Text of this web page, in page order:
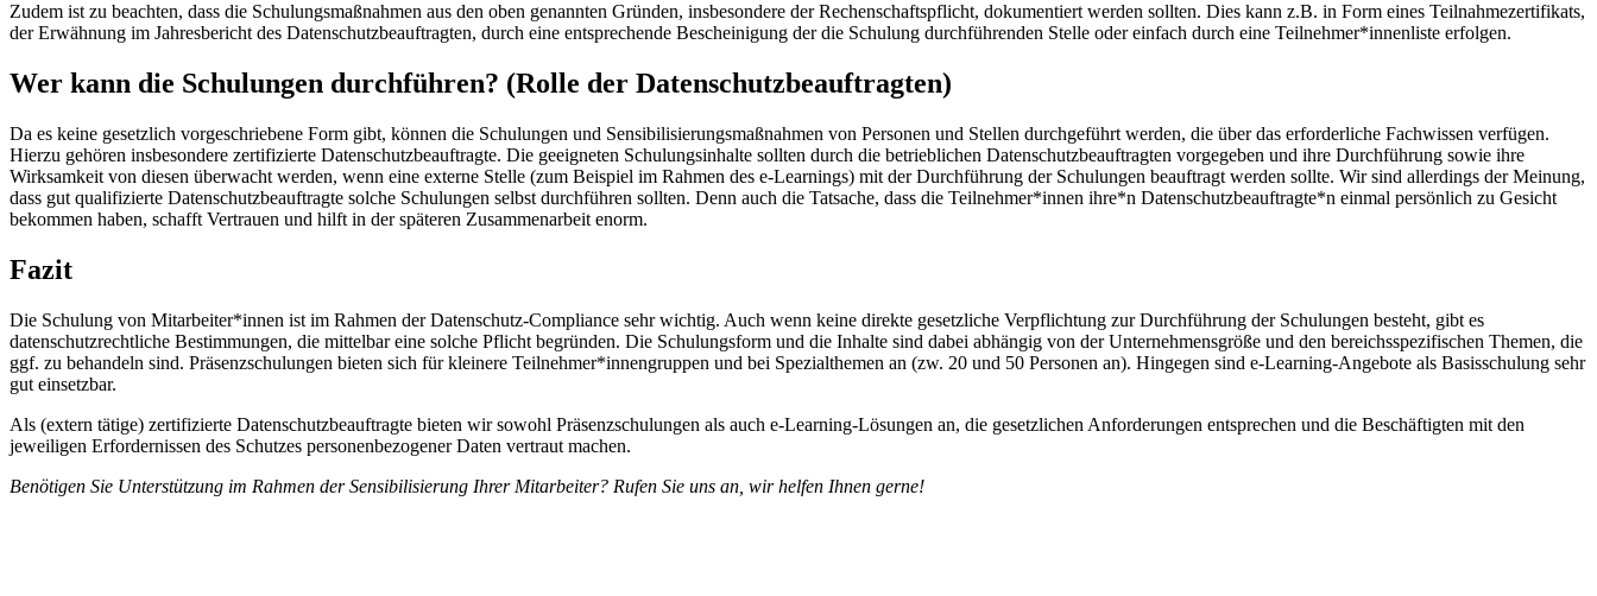
Zudem ist zu beachten, dass die Schulungsmaßnahmen aus den oben genannten Gründen, insbesondere der Rechenschaftspflicht, dokumentiert werden sollten. Dies kann z.B. in Form eines Teilnahmezertifikats,
der Erwähnung im Jahresbericht des Datenschutzbeauftragten, durch eine entsprechende Bescheinigung der die Schulung durchführenden Stelle oder einfach durch eine Teilnehmer*innenliste erfolgen.
Wer kann die Schulungen durchführen? (Rolle der Datenschutzbeauftragten)
Da es keine gesetzlich vorgeschriebene Form gibt, können die Schulungen und Sensibilisierungsmaßnahmen von Personen und Stellen durchgeführt werden, die über das erforderliche Fachwissen verfügen.
Hierzu gehören insbesondere zertifizierte Datenschutzbeauftragte. Die geeigneten Schulungsinhalte sollten durch die betrieblichen Datenschutzbeauftragten vorgegeben und ihre Durchführung sowie ihre
Wirksamkeit von diesen überwacht werden, wenn eine externe Stelle (zum Beispiel im Rahmen des e-Learnings) mit der Durchführung der Schulungen beauftragt werden sollte. Wir sind allerdings der Meinung,
dass gut qualifizierte Datenschutzbeauftragte solche Schulungen selbst durchführen sollten. Denn auch die Tatsache, dass die Teilnehmer*innen ihre*n Datenschutzbeauftragte*n einmal persönlich zu Gesicht
bekommen haben, schafft Vertrauen und hilft in der späteren Zusammenarbeit enorm.
Fazit
Die Schulung von Mitarbeiter*innen ist im Rahmen der Datenschutz-Compliance sehr wichtig. Auch wenn keine direkte gesetzliche Verpflichtung zur Durchführung der Schulungen besteht, gibt es
datenschutzrechtliche Bestimmungen, die mittelbar eine solche Pflicht begründen. Die Schulungsform und die Inhalte sind dabei abhängig von der Unternehmensgröße und den bereichsspezifischen Themen, die
ggf. zu behandeln sind. Präsenzschulungen bieten sich für kleinere Teilnehmer*innengruppen und bei Spezialthemen an (zw. 20 und 50 Personen an). Hingegen sind e-Learning-Angebote als Basisschulung sehr
gut einsetzbar.
Als (extern tätige) zertifizierte Datenschutzbeauftragte bieten wir sowohl Präsenzschulungen als auch e-Learning-Lösungen an, die gesetzlichen Anforderungen entsprechen und die Beschäftigten mit den
jeweiligen Erfordernissen des Schutzes personenbezogener Daten vertraut machen.
Benötigen Sie Unterstützung im Rahmen der Sensibilisierung Ihrer Mitarbeiter? Rufen Sie uns an, wir helfen Ihnen gerne!